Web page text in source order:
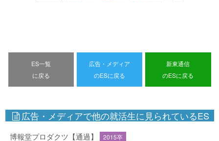
ES一覧
に戻る
広告・メディア
のESに戻る
新東通信
のESに戻る
広告・メディアで他の就活生に見られているES
博報堂プロダクツ【通過】 2015卒